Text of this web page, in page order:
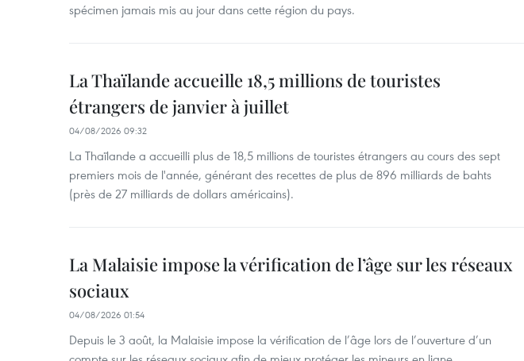
spécimen jamais mis au jour dans cette région du pays.
La Thaïlande accueille 18,5 millions de touristes
étrangers de janvier à juillet
04/08/2026 09:32
La Thaïlande a accueilli plus de 18,5 millions de touristes étrangers au cours des sept
premiers mois de l'année, générant des recettes de plus de 896 milliards de bahts
(près de 27 milliards de dollars américains).
La Malaisie impose la vérification de l’âge sur les réseaux
sociaux
04/08/2026 01:54
Depuis le 3 août, la Malaisie impose la vérification de l’âge lors de l’ouverture d’un